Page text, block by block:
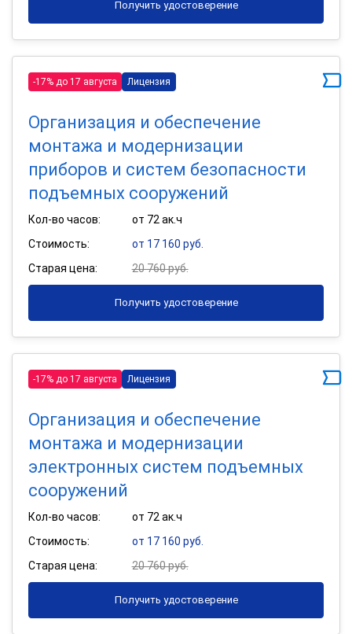
Получить удостоверение
-17% до 17 августа Лицензия
Организация и обеспечение
монтажа и модернизации
приборов и систем безопасности
подъемных сооружений
Кол-во часов:
от 72 ак.ч
Стоимость:
от 17 160 руб.
Старая цена:
20 760 руб.
Получить удостоверение
-17% до 17 августа Лицензия
Организация и обеспечение
монтажа и модернизации
электронных систем подъемных
сооружений
Кол-во часов:
от 72 ак.ч
Стоимость:
от 17 160 руб.
Старая цена:
20 760 руб.
Получить удостоверение